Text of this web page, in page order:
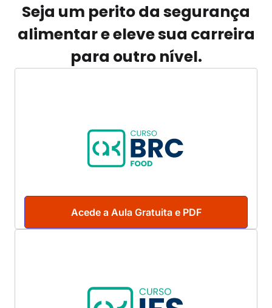
Seja um perito da segurança
alimentar e eleve sua carreira
para outro nível.
Acede a Aula Gratuita e PDF